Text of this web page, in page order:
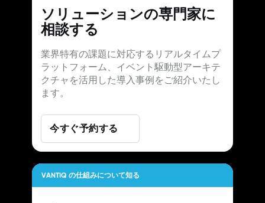
ソリューションの専門家に
相談する
業界特有の課題に対応するリアルタイムプ
ラットフォーム、イベント駆動型アーキテ
クチャを活用した導入事例をご紹介いたし
ます。
今すぐ予約する
VANTIQ の仕組みについて知る